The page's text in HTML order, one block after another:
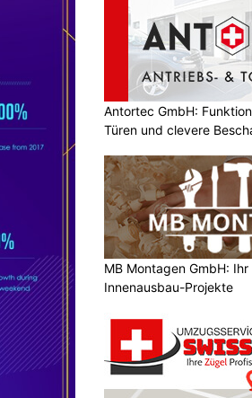
Antortec GmbH:
Türen und clevere
MB Montagen GmbH:
Innenausbau-Projekte